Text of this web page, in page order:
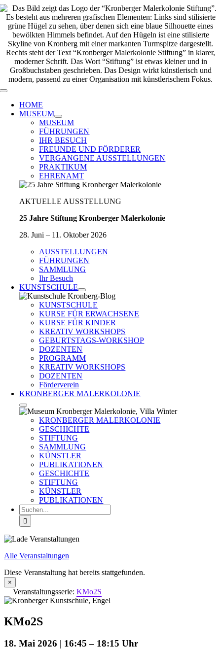
Zum
Inhalt
springen
Toggle
Navigation
HOME
MUSEUM
MUSEUM
FÜHRUNGEN
IHR BESUCH
FREUNDE UND FÖRDERER
VERGANGENE AUSSTELLUNGEN
PRAKTIKUM
EHRENAMT
AKTUELLE AUSSTELLUNG
25 Jahre Stiftung Kronberger Malerkolonie
28. Juni – 11. Oktober 2026
AUSSTELLUNGEN
FÜHRUNGEN
SAMMLUNG
Ihr Besuch
KUNSTSCHULE
KUNSTSCHULE
KURSE FÜR ERWACHSENE
KURSE FÜR KINDER
KREATIV WORKSHOPS
GEBURTSTAGS-WORKSHOP
DOZENTEN
PROGRAMM
KREATIV WORKSHOPS
DOZENTEN
Förderverein
KRONBERGER MALERKOLONIE
KRONBERGER MALERKOLONIE
GESCHICHTE
STIFTUNG
SAMMLUNG
KÜNSTLER
PUBLIKATIONEN
GESCHICHTE
STIFTUNG
KÜNSTLER
PUBLIKATIONEN
Suche
nach:
Alle Veranstaltungen
Diese Veranstaltung hat bereits stattgefunden.
×
Veranstaltungsserie: KMo2S
KMo2S
18. Mai 2026 | 16:45 – 18:15